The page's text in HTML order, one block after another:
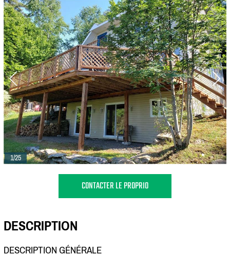
1/25
CONTACTER LE PROPRIO
DESCRIPTION
DESCRIPTION GÉNÉRALE